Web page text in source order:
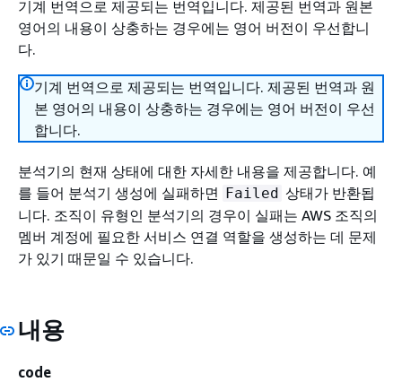
기계 번역으로 제공되는 번역입니다. 제공된 번역과 원본
영어의 내용이 상충하는 경우에는 영어 버전이 우선합니
다.
기계 번역으로 제공되는 번역입니다. 제공된 번역과 원
본 영어의 내용이 상충하는 경우에는 영어 버전이 우선
합니다.
분석기의 현재 상태에 대한 자세한 내용을 제공합니다. 예
를 들어 분석기 생성에 실패하면 Failed 상태가 반환됩
니다. 조직이 유형인 분석기의 경우이 실패는 AWS 조직의
멤버 계정에 필요한 서비스 연결 역할을 생성하는 데 문제
가 있기 때문일 수 있습니다.
내용
code